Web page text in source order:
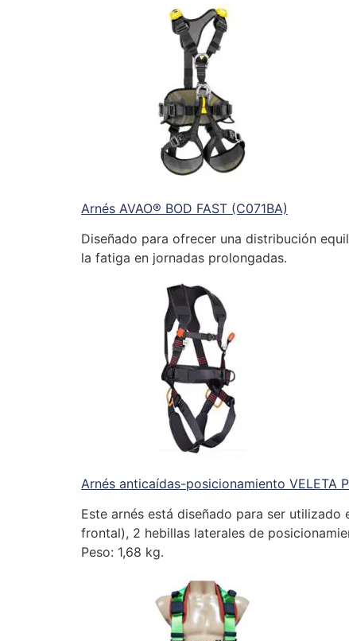
Arnés AVAO® BOD FAST (C071BA)
Diseñado para ofrecer una distribución
la fatiga en jornadas prolongadas.
Arnés anticaídas-posicionamiento VELETA
Este arnés está diseñado para ser
frontal), 2 hebillas laterales de
Peso: 1,68 kg.